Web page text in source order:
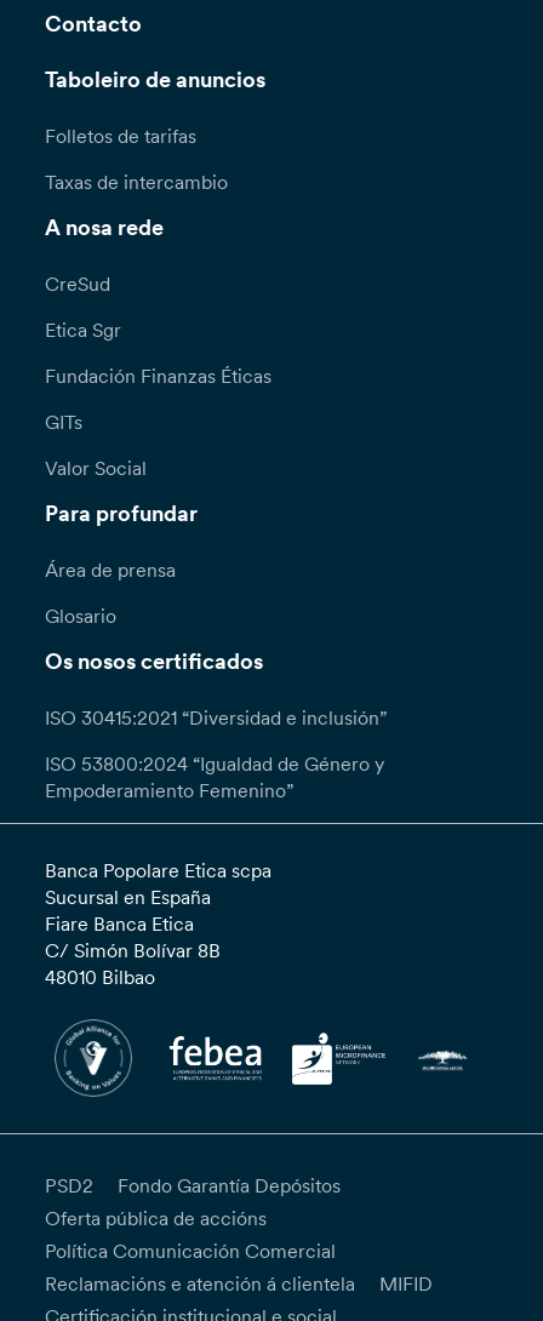
Contacto
Taboleiro de anuncios
Folletos de tarifas
Taxas de intercambio
A nosa rede
CreSud
Etica Sgr
Fundación Finanzas Éticas
GITs
Valor Social
Para profundar
Área de prensa
Glosario
Os nosos certificados
ISO 30415:2021 “Diversidad e inclusión”
ISO 53800:2024 “Igualdad de Género y
Empoderamiento Femenino”
Banca Popolare Etica scpa
Sucursal en España
Fiare Banca Etica
C/ Simón Bolívar 8B
48010 Bilbao
PSD2
Fondo Garantía Depósitos
Oferta pública de accións
Política Comunicación Comercial
Reclamacións e atención á clientela
MIFID